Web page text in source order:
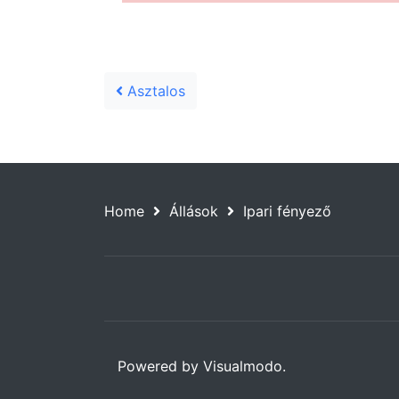
Asztalos
Home Állások Ipari fényező
Powered by Visualmodo.